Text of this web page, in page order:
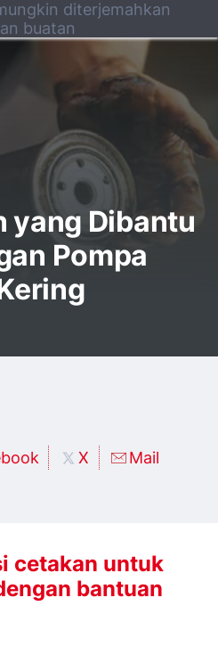
diterjemahkan
buatan
yang Dibantu
Pompa
X Mail
cetakan untuk
bantuan